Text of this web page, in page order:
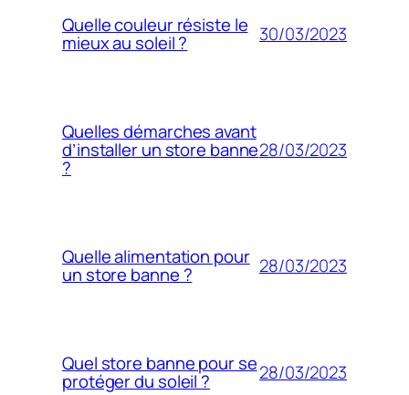
Quelle couleur résiste le
mieux au soleil ? 30/03/2023
Quelles démarches avant
d’installer un store banne
?
28/03/2023
Quelle alimentation pour
un store banne ? 28/03/2023
Quel store banne pour se
protéger du soleil ? 28/03/2023